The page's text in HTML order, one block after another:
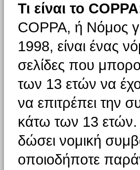
Τι είναι το
COPPA, ή Νόμος
1998, είναι ένας
σελίδες που
των 13 ετών να
να επιτρέπει
κάτω των 13 ετών.
δώσει νομική
οποιοδήποτε